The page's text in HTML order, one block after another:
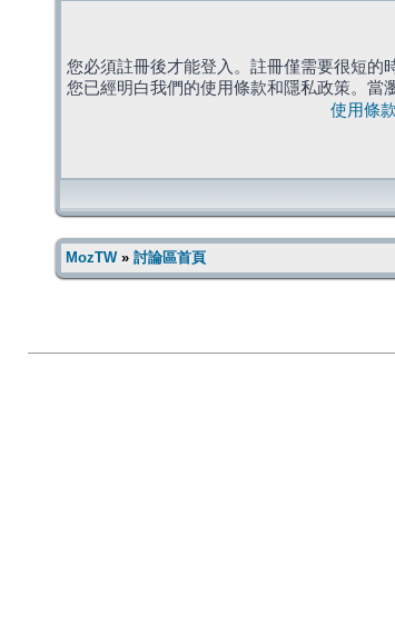
您必須註冊後才能登入。註冊僅需要很短的
您已經明白我們的使用條款和隱私政策。當
使用條款
MozTW» 討論區首頁